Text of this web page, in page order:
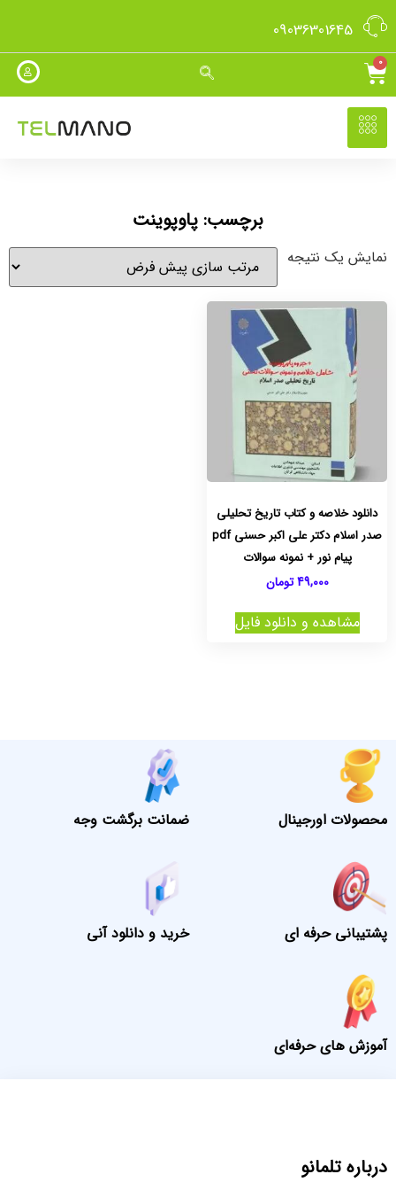
09036301645
0
برچسب: پاوپوینت
نمایش یک نتیجه
دانلود خلاصه و کتاب تاریخ تحلیلی
صدر اسلام دکتر علی اکبر حسنی pdf
پیام نور + نمونه سوالات
49,000 تومان
مشاهده و دانلود فایل
محصولات اورجینال ضمانت برگشت وجه
پشتیبانی حرفه ای خرید و دانلود آنی
آموزش های حرفه‌ای
درباره تلمانو